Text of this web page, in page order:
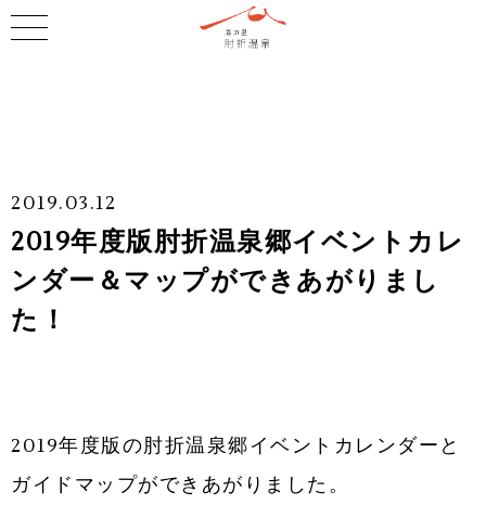
2019.03.12
2019年度版肘折温泉郷イベントカレ
ンダー＆マップができあがりまし
た！
2019年度版の肘折温泉郷イベントカレンダーと
ガイドマップができあがりました。